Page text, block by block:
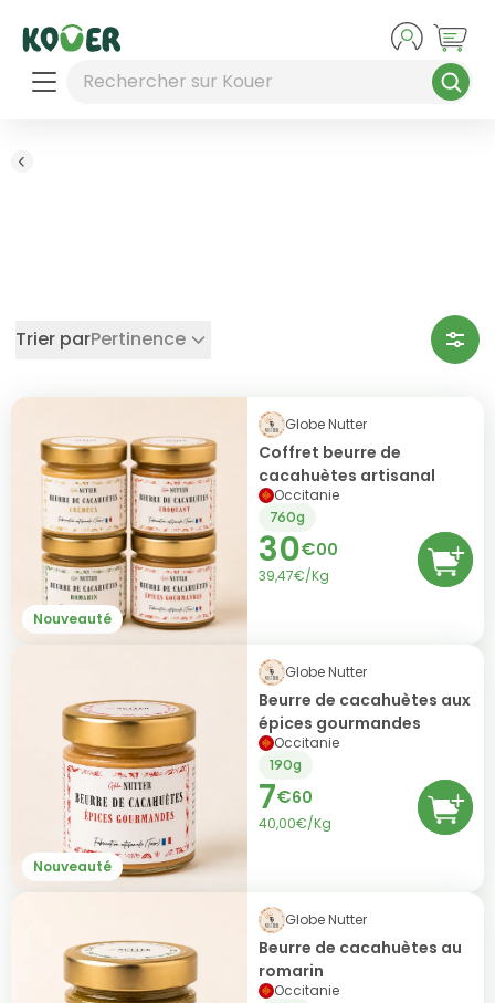
Rechercher sur Kouer
Trier parPertinence
Nouveauté
Globe Nutter
Coffret beurre de
cacahuètes artisanal
Occitanie
760g
30€00
39,47€/Kg
Nouveauté
Globe Nutter
Beurre de cacahuètes aux
épices gourmandes
Occitanie
190g
7€60
40,00€/Kg
Globe Nutter
Beurre de cacahuètes au
romarin
Occitanie